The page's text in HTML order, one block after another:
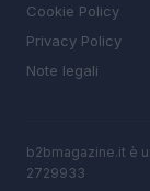
Cookie Policy
Privacy Policy
Note legali
b2bmagazine.it è
2729933